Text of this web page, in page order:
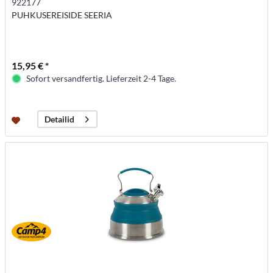
922177
PUHKUSEREISIDE SEERIA
15,95 € *
Sofort versandfertig. Lieferzeit 2-4 Tage.
Detailid